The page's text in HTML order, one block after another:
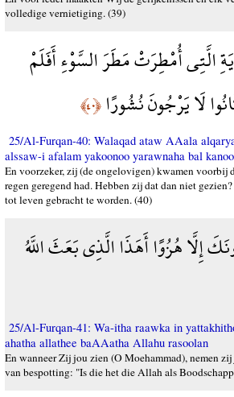
volledige vernietiging. (39)
الَّتِي أُمْطِرَتْ مَطَرَ السَّوْءِ أَفَلَمْ
لَا يَرْجُونَ نُشُورًا﴿٤٠﴾
25/Al-Furqan-40: Walaqad ataw AAala
alssaw-i afalam yakoonoo yarawnaha bal
En voorzeker, zij (de ongelovigen) kwamen voorbij
regen geregend had. Hebben zij dat dan niet
tot leven gebracht te worden. (40)
إِلَّا هُزُوًا أَهَذَا الَّذِي بَعَثَ اللَّهُ
25/Al-Furqan-41: Wa-itha raawka in
ahatha allathee baAAatha Allahu rasoolan
En wanneer Zij jou zien (O Moehammad), nemen
van bespotting: "Is die het die Allah als